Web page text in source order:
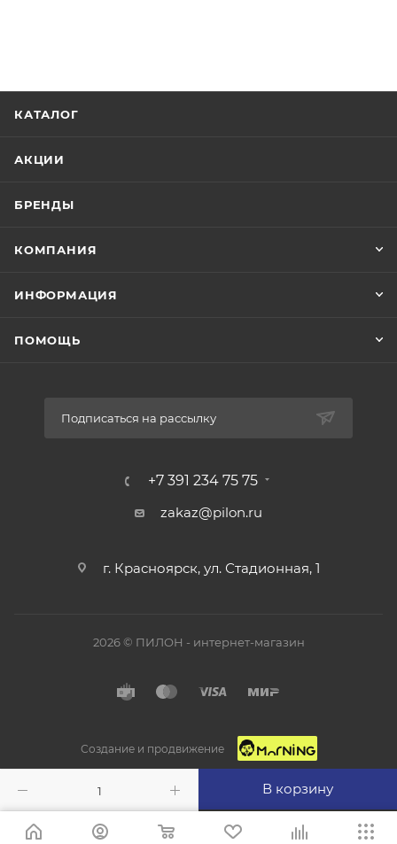
В корзину
КАТАЛОГ
АКЦИИ
БРЕНДЫ
КОМПАНИЯ
ИНФОРМАЦИЯ
ПОМОЩЬ
Подписаться на рассылку
+7 391 234 75 75
zakaz@pilon.ru
г. Красноярск, ул. Стадионная, 1
2026 © ПИЛОН - интернет-магазин
Создание и продвижение